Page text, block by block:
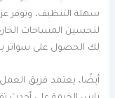
سهلة التنظيف، وتوفر
لتحسين المساحات
لك الحصول على سواتر
أيضًا، يعتمد فريق